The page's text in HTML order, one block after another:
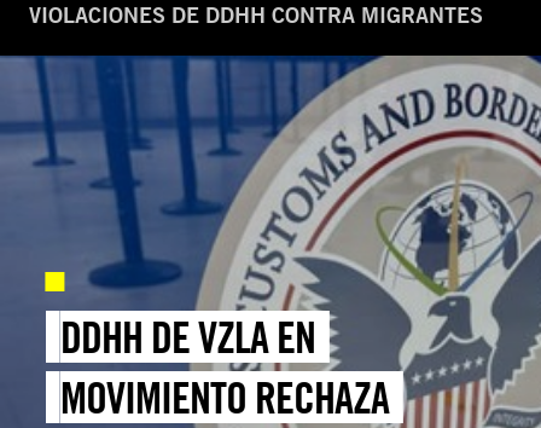
VIOLACIONES DE DDHH CONTRA MIGRANTES
DDHH DE VZLA EN
MOVIMIENTO RECHAZA